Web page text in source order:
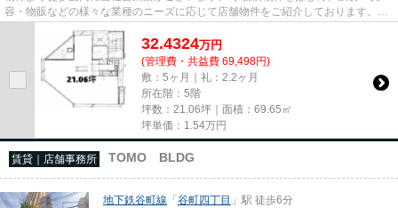
容・物販などの様々な業種のニーズに応じて店舗物件をご紹介しております。
尚、弊社ではおとり広告は一切...
32.4324万円
(管理費・共益費 69,498円)
敷：5ヶ月｜礼：2.2ヶ月
所在階：5階
坪数：21.06坪｜面積：69.65㎡
坪単価： 1.54万円
賃貸｜店舗事務所 TOMO BLDG
地下鉄谷町線 「谷町四丁目 」駅 徒歩6分